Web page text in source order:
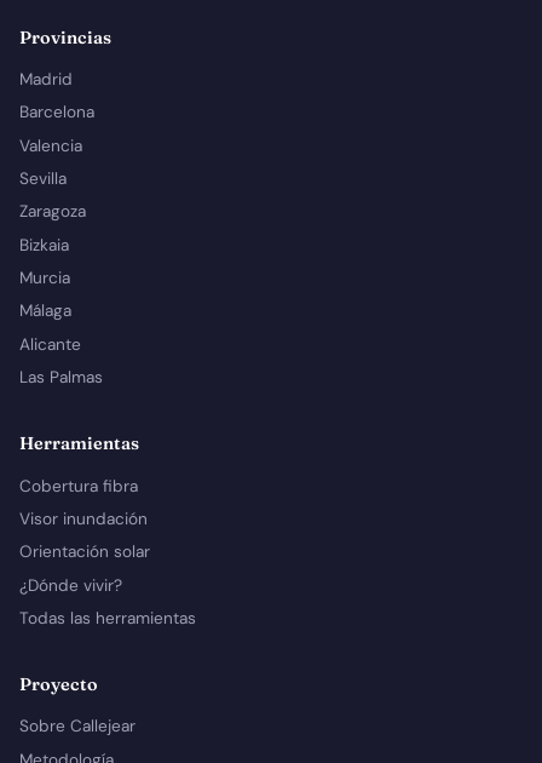
Provincias
Madrid
Barcelona
Valencia
Sevilla
Zaragoza
Bizkaia
Murcia
Málaga
Alicante
Las Palmas
Herramientas
Cobertura fibra
Visor inundación
Orientación solar
¿Dónde vivir?
Todas las herramientas
Proyecto
Sobre Callejear